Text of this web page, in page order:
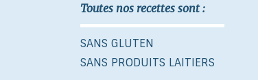
Toutes nos recettes sont :
SANS GLUTEN
SANS PRODUITS LAITIERS